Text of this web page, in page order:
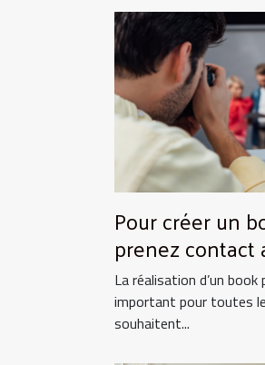
Pour créer un
prenez contact
!La réalisation d’un
important pour toutes
souhaitent...